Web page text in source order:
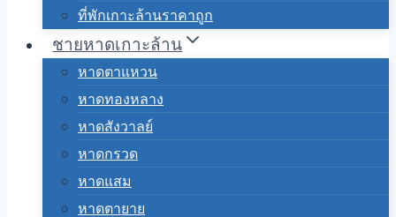
ที่พักเกาะล้านราคาถูก
ชายหาดเกาะล้าน
หาดตาแหวน
หาดทองหลาง
หาดสังวาลย์
หาดกรวด
หาดแสม
หาดตายาย